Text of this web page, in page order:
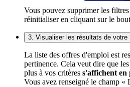
Vous pouvez supprimer les
réinitialiser en cliquant sur le
3. Visualiser les résultats de votre
La liste des offres d'emploi est
pertinence. Cela veut dire que
plus à vos critères s'affichent en
Vous avez renseigné le champ